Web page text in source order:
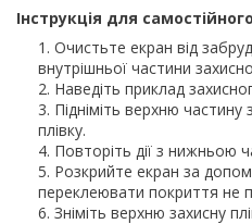
Інструкція для
Очистьте екран від
внутрішньої частини
Наведіть приклад
Підніміть верхню
плівку.
Повторіть дії з нижньою
Розкрийте екран за
переклеювати покриття не
Зніміть верхню захисну